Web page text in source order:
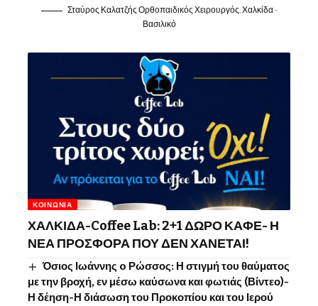
Σταύρος Καλατζής Ορθοπαιδικός Χειρουργός, Χαλκίδα -
Βασιλικό
ΚΟΙΝΩΝΊΑ
ΧΑΛΚΙΔΑ-Coffee Lab: 2+1 ΔΩΡΟ ΚΑΦΕ- Η
ΝΕΑ ΠΡΟΣΦΟΡΑ ΠΟΥ ΔΕΝ ΧΑΝΕΤΑΙ!
Όσιος Ιωάννης o Ρώσσος: Η στιγμή του θαύματος
με την βροχή, εν μέσω καύσωνα και φωτιάς (Βίντεο)-
Η δέηση-Η διάσωση του Προκοπίου και του Ιερού